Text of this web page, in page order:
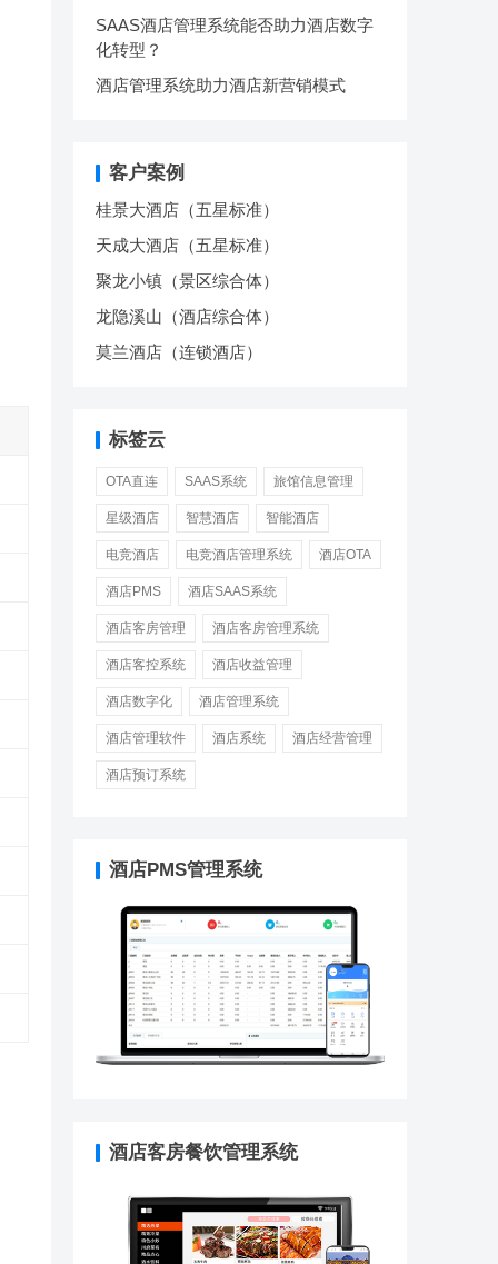
SAAS酒店管理系统能否助力酒店数字
化转型？
酒店管理系统助力酒店新营销模式
客户案例
桂景大酒店（五星标准）
天成大酒店（五星标准）
聚龙小镇（景区综合体）
龙隐溪山（酒店综合体）
莫兰酒店（连锁酒店）
标签云
OTA直连 SAAS系统 旅馆信息管理
星级酒店 智慧酒店 智能酒店
电竞酒店 电竞酒店管理系统 酒店OTA
酒店PMS 酒店SAAS系统
酒店客房管理 酒店客房管理系统
酒店客控系统 酒店收益管理
酒店数字化 酒店管理系统
酒店管理软件 酒店系统 酒店经营管理
酒店预订系统
酒店PMS管理系统
酒店客房餐饮管理系统